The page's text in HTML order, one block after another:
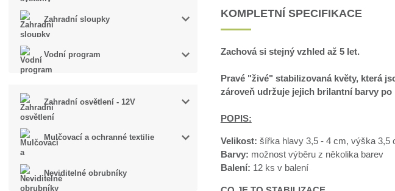
Zahradní sloupky
Vodní program
Zahradní osvětlení - 12V
Mulčovací a ochranné textilie
Neviditelné obrubníky
KOMPLETNÍ SPECIFIKACE
Zachová si stejný vzhled až 5 let.
Pravé "živé" stabilizovaná květy, která
zároveň udržuje jejich brilantní barvy po
POPIS:
Velikost: šířka hlavy 3,5 - 4 cm, výška 3,5
Barvy: možnost výběru z několika barev
Balení: 12 ks v balení